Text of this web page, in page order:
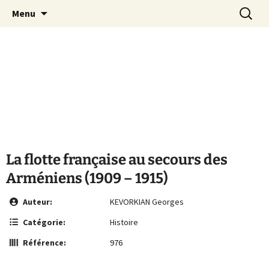
MCA Vienne
Le site de la Maison de la Culture
Arménienne de Vienne
Menu
La flotte française au secours des
Arméniens (1909 – 1915)
Auteur:
KEVORKIAN Georges
Catégorie:
Histoire
Référence:
976